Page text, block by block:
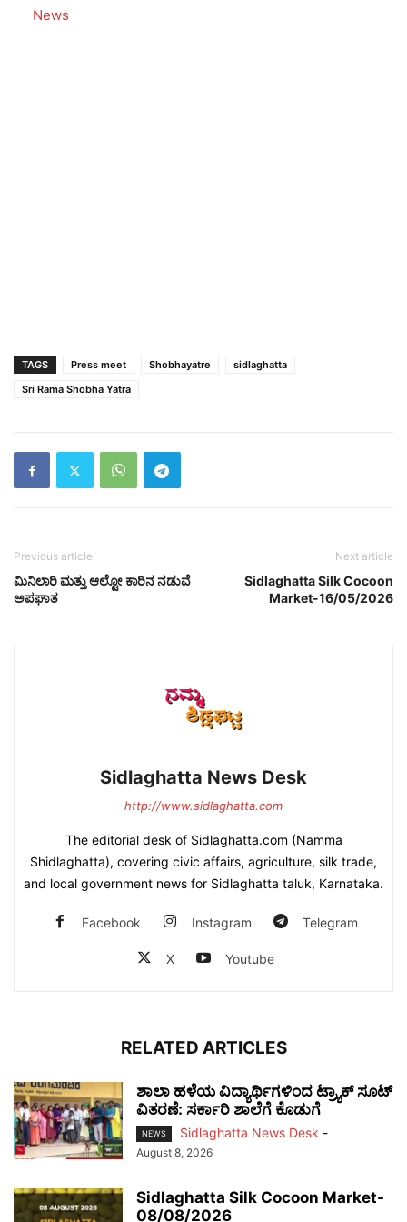
In relation to
News
TAGS Press meet Shobhayatre
sidlaghatta
Sri Rama Shobha Yatra
Previous article
ಮಿನಿಲಾರಿ ಮತ್ತು ಆಲ್ಟೋ ಕಾರಿನ ನಡುವೆ
ಅಪಘಾತ
Next article
Sidlaghatta Silk Cocoon
Market-16/05/2026
Sidlaghatta News Desk
http://www.sidlaghatta.com
The editorial desk of Sidlaghatta.com (Namma
Shidlaghatta), covering civic affairs, agriculture, silk trade,
and local government news for Sidlaghatta taluk, Karnataka.
Facebook Instagram Telegram
X Youtube
RELATED ARTICLES
ಶಾಲಾ ಹಳೆಯ ವಿದ್ಯಾರ್ಥಿಗಳಿಂದ ಟ್ರ್ಯಾಕ್‌ ಸೂಟ್
ವಿತರಣೆ: ಸರ್ಕಾರಿ ಶಾಲೆಗೆ ಕೊಡುಗೆ
NEWS Sidlaghatta News Desk -
August 8, 2026
Sidlaghatta Silk Cocoon Market-
08/08/2026